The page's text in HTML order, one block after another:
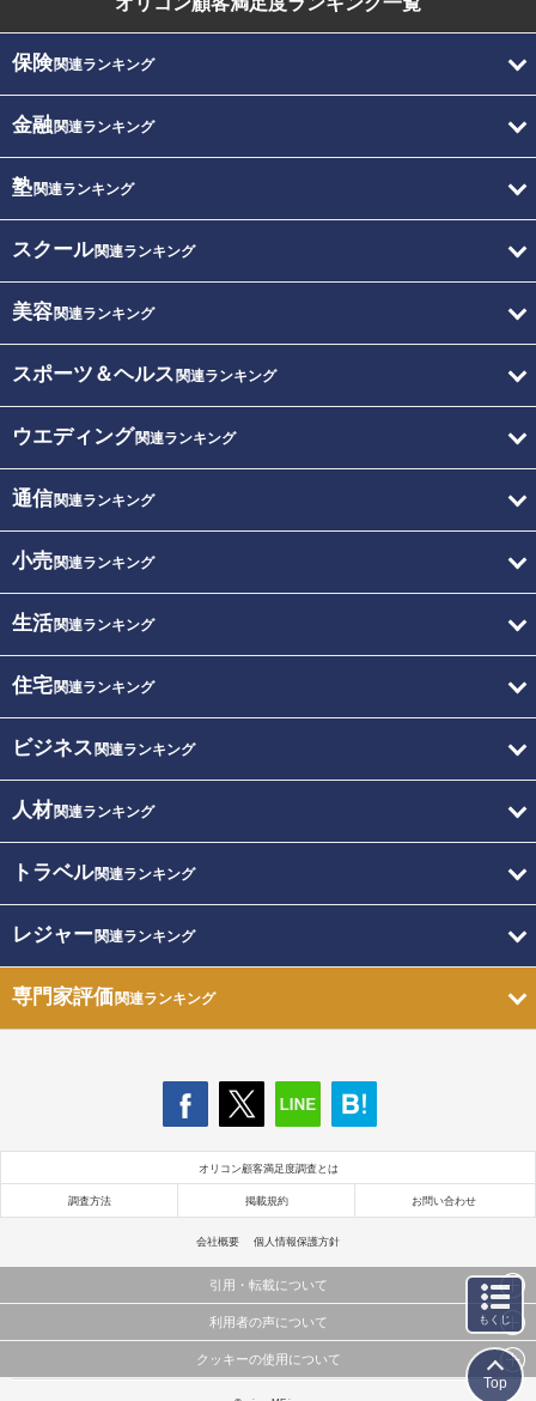
保険関連ランキング
金融関連ランキング
塾関連ランキング
スクール関連ランキング
美容関連ランキング
スポーツ＆ヘルス 関連ランキング
ウエディング関連ランキング
通信関連ランキング
小売関連ランキング
生活関連ランキング
住宅関連ランキング
ビジネス 関連ランキング
人材関連ランキング
トラベル関連ランキング
レジャー関連ランキング
専門家評価関連ランキング
オリコン顧客満足度調査とは
調査方法 掲載規約 お問い合わせ
会社概要 個人情報保護方針
引用・転載について
当サイトで公開されている情報（文字、写真、イラスト、画像データ等）及びこれらの配置・
これらの情報を権利者の許可なく無断転載・複製などの二次利用を行うことは固く禁じており
利用者の声について
当サイトに掲載している内容はすべてサービスの利用者が提出された見解・感想です。
クッキーの使用について
もくじ
Top